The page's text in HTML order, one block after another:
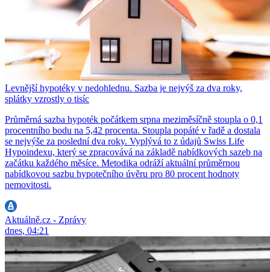
Levnější hypotéky v nedohlednu. Sazba je nejvýš za dva roky,
splátky vzrostly o tisíc
Průměrná sazba hypoték počátkem srpna meziměsíčně stoupla o 0,1
procentního bodu na 5,42 procenta. Stoupla popáté v řadě a dostala
se nejvýše za poslední dva roky. Vyplývá to z údajů Swiss Life
Hypoindexu, který se zpracovává na základě nabídkových sazeb na
začátku každého měsíce. Metodika odráží aktuální průměrnou
nabídkovou sazbu hypotečního úvěru pro 80 procent hodnoty
nemovitosti.
Aktuálně.cz - Zprávy
dnes, 04:21